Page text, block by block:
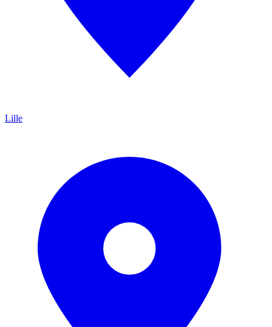
Lille